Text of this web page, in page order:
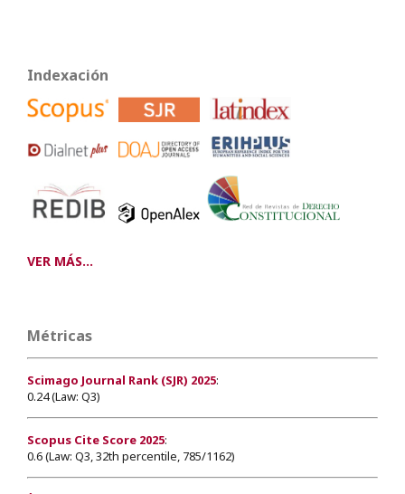
Indexación
VER MÁS...
Métricas
Scimago Journal Rank (SJR) 2025:
0.24 (Law: Q3)
Scopus Cite Score 2025:
0.6 (Law: Q3, 32th percentile, 785/1162)